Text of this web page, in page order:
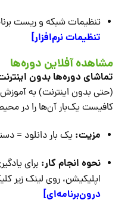
تنظیمات شبکه و ریست
تنظیمات نرم‌افزار]
مشاهده آفلاین دوره‌ها
تماشای دوره‌ها بدون
(حتی بدون اینترنت) به
کافیست یک‌بار آن‌ها را در محیط
مزیت: یک بار دانلود =
نحوه انجام کار: برای
اپلیکیشن، روی لینک زیر
درون‌برنامه‌ای]